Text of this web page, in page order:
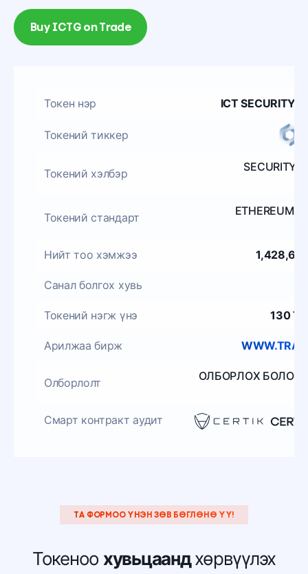
Buy ICTG on Trade
Токен нэр ICT SECURITY
Токений тиккер
Токений хэлбэр SECURITY
Токений стандарт ETHEREUM
Нийт тоо хэмжээ
Санал болгох хувь
Токений нэгж үнэ 130
Арилжаа бирж
Олборлолт ОЛБОРЛОХ
Смарт контракт аудит
ТА ФОРМОО ҮНЭН ЗӨВ БӨГЛӨНӨ ҮҮ!
Токеноо хувьцаандхөрвүүлэх